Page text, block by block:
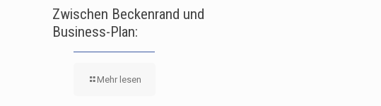
Zwischen Beckenrand und
Business-Plan:
Mehr lesen